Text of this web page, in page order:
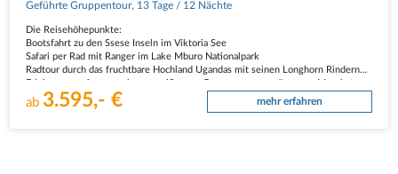
Geführte Gruppentour, 13 Tage / 12 Nächte
Die Reisehöhepunkte:
Bootsfahrt zu den Ssese Inseln im Viktoria See
Safari per Rad mit Ranger im Lake Mburo Nationalpark
Radtour durch das fruchtbare Hochland Ugandas mit seinen Longhorn Rindern
Rotschwanzmeerkatzen, rote Stummelaffen und…
ab 3.595,- € mehr erfahren